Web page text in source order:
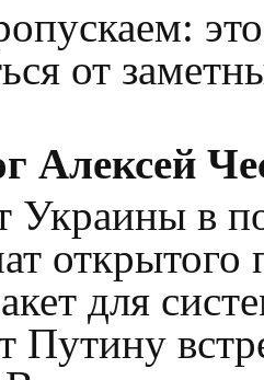
от
Алексей
Украины в
для
Путину